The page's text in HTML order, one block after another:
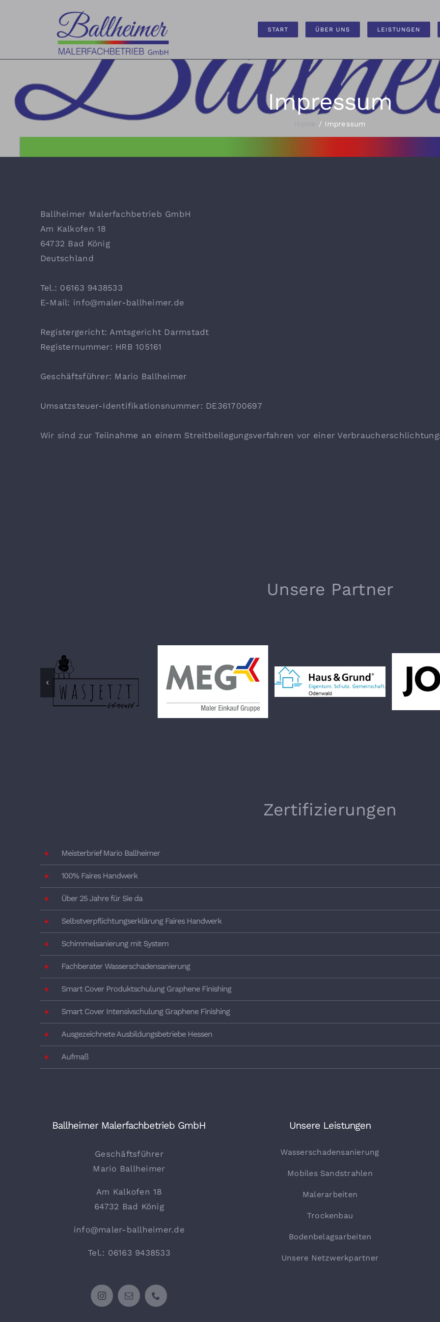
START ÜBER UNS LEISTUNGEN
Impressum
Impressum
Ballheimer Malerfachbetrieb GmbH
Am Kalkofen 18
64732 Bad König
Deutschland
Tel.: 06163 9438533
E-Mail: info@maler-ballheimer.de
Registergericht: Amtsgericht Darmstadt
Registernummer: HRB 105161
Geschäftsführer: Mario Ballheimer
Umsatzsteuer-Identifikationsnummer: DE361700697
Wir sind zur Teilnahme an einem Streitbeilegungsverfahren vor einer
Unsere Partner
Zertifizierungen
Meisterbrief Mario Ballheimer
100% Faires Handwerk
Über 25 Jahre für Sie da
Selbstverpflichtungserklärung Faires Handwerk
Schimmelsanierung mit System
Fachberater Wasserschadensanierung
Smart Cover Produktschulung Graphene Finishing
Smart Cover Intensivschulung Graphene Finishing
Ausgezeichnete Ausbildungsbetriebe Hessen
Aufmaß
Ballheimer Malerfachbetrieb GmbH
Geschäftsführer
Mario Ballheimer
Am Kalkofen 18
64732 Bad König
info@maler-ballheimer.de
Tel.: 06163 9438533
Unsere Leistungen
Wasserschadensanierung
Mobiles Sandstrahlen
Malerarbeiten
Trockenbau
Bodenbelagsarbeiten
Unsere Netzwerkpartner